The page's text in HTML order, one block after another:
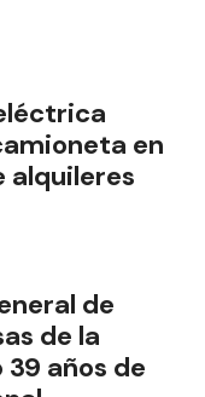
en
alquileres
de
de la
años de